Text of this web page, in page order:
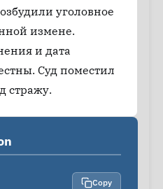
уголовное
измене.
и дата
Суд поместил
стражу.
Copy